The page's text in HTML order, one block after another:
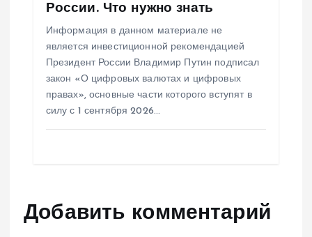
России. Что нужно знать
Информация в данном материале не
является инвестиционной рекомендацией
Президент России Владимир Путин подписал
закон «О цифровых валютах и цифровых
правах», основные части которого вступят в
силу с 1 сентября 2026…
Добавить комментарий